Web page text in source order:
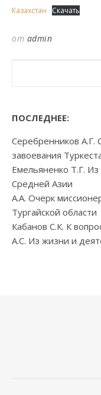
Казахстан Скачать
от admin
ПОСЛЕДНЕЕ:
Серебренников А.Г.
завоевания
Емельяненко Т.Г. Из
Средней Азии
А.А. Очерк
Тургайской области
Кабанов С.К. К
А.С. Из жизни и